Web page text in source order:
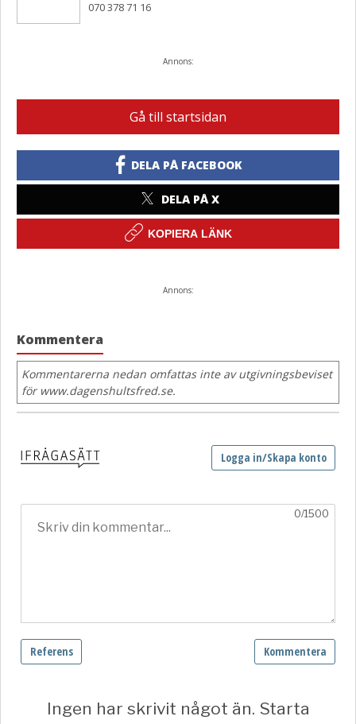
070 378 71 16
Annons:
Gå till startsidan
DELA PÅ FACEBOOK
DELA PÅ X
KOPIERA LÄNK
Annons:
Kommentera
Kommentarerna nedan omfattas inte av utgivningsbeviset
för www.dagenshultsfred.se.